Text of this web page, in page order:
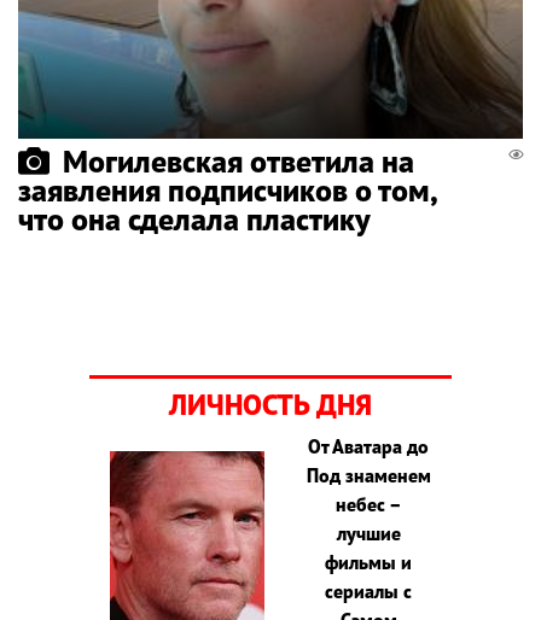
Могилевская ответила на
заявления подписчиков о том,
что она сделала пластику
ЛИЧНОСТЬ ДНЯ
От Аватара до
Под знаменем
небес –
лучшие
фильмы и
сериалы с